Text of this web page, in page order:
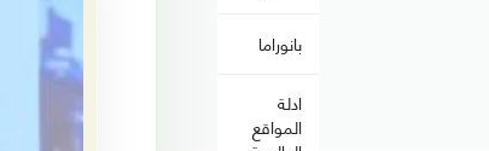
بانوراما
ادلة
المواقع